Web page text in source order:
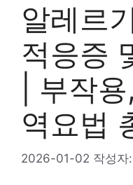
알레르
적응증
| 부작
역요법
2026-01-02 작성자: